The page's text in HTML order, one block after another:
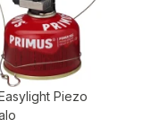
Piezo